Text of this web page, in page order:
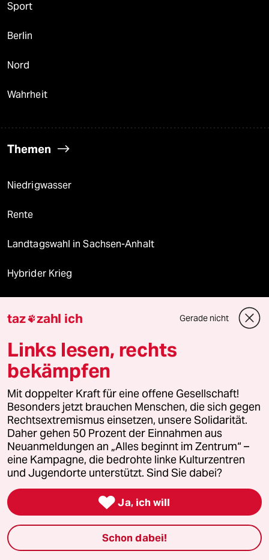
Sport
Berlin
Nord
Wahrheit
Themen
Niedrigwasser
Rente
Landtagswahl in Sachsen-Anhalt
Hybrider Krieg
Hitze
Verlag
Aktuelles
Hausblog
Die Seitenwende
Stellen
taz zahl ich Gerade nicht
Links lesen, rechts
bekämpfen
Mit doppelter Kraft für eine offene Gesellschaft!
Besonders jetzt brauchen Menschen, die sich gegen
Rechtsextremismus einsetzen, unsere Solidarität.
Daher gehen 50 Prozent der Einnahmen aus
Neuanmeldungen an „Alles beginnt im Zentrum“ –
eine Kampagne, die bedrohte linke Kulturzentren
und Jugendorte unterstützt. Sind Sie dabei?
 Ja, ich will
Schon dabei!